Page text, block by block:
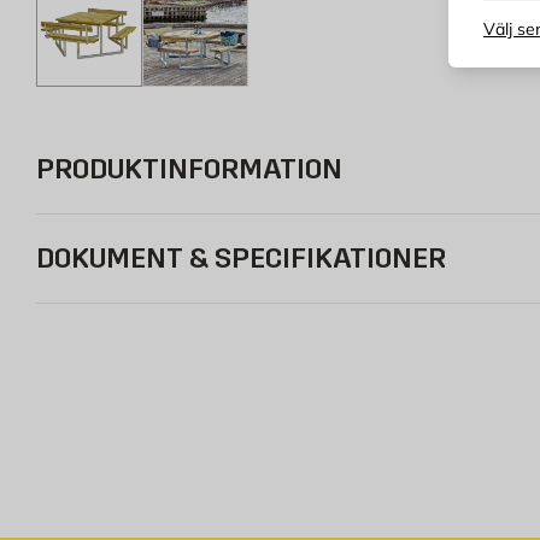
Välj
PRODUKTINFORMATION
DOKUMENT & SPECIFIKATIONER